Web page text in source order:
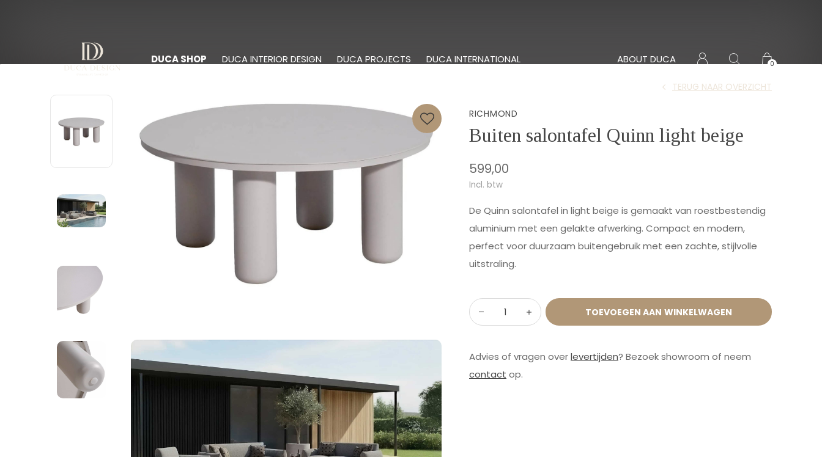
DUCA SHOP DUCA INTERIOR DESIGN DUCA PROJECTS DUCA INTERNATIONAL ABOUT DUCA 0
RICHMOND
Buiten salontafel Quinn light beige
TERUG NAAR OVERZICHT
599,00
Incl. btw
De Quinn salontafel in light beige is gemaakt van roestbestendig
aluminium met een gelakte afwerking. Compact en modern,
perfect voor duurzaam buitengebruik met een zachte, stijlvolle
uitstraling.
TOEVOEGEN AAN WINKELWAGEN
Advies of vragen overlevertijden? Bezoek showroom of neem
contact op.